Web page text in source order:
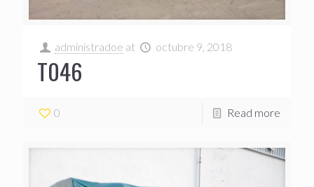
administradoe at octubre 9, 2018
T046
0 Read more